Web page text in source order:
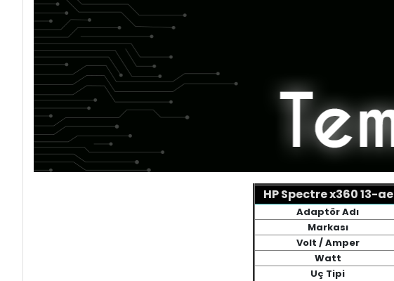
HP Spectre x360 13-
Adaptör Adı
Markası
Volt / Amper
Watt
Uç Tipi